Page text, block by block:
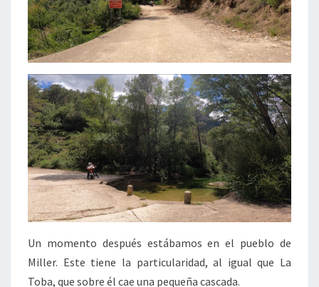
Un momento después estábamos en el pueblo de
Miller. Este tiene la particularidad, al igual que La
Toba, que sobre él cae una pequeña cascada.